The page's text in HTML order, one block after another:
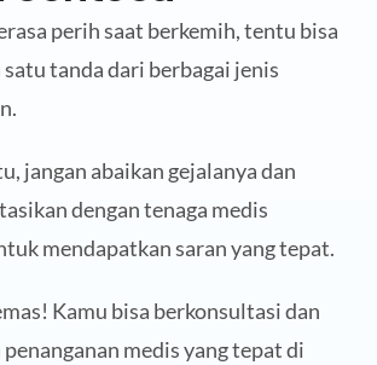
perih saat berkemih, tentu bisa
tanda dari berbagai jenis
jangan abaikan gejalanya dan
dengan tenaga medis
mendapatkan saran yang tepat.
Kamu bisa berkonsultasi dan
medis yang tepat di